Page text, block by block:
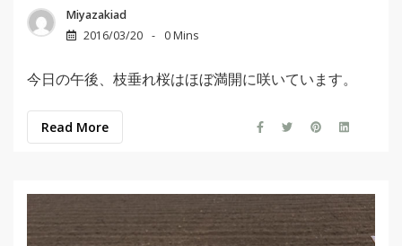
Miyazakiad
2016/03/20
0 Mins
今日の午後、枝垂れ桜はほぼ満開に咲いています。
Read More